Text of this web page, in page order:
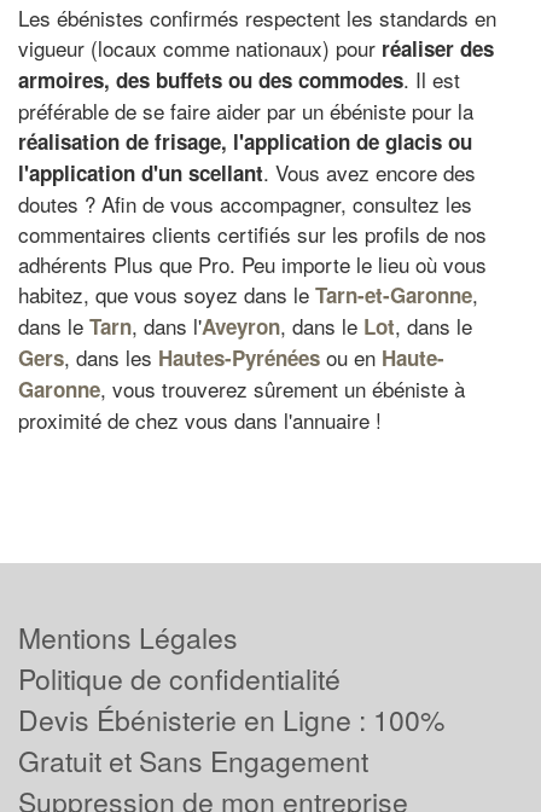
Les ébénistes confirmés respectent les standards en
vigueur (locaux comme nationaux) pour réaliser des
armoires, des buffets ou des commodes. Il est
préférable de se faire aider par un ébéniste pour la
réalisation de frisage, l'application de glacis ou
l'application d'un scellant. Vous avez encore des
doutes ? Afin de vous accompagner, consultez les
commentaires clients certifiés sur les profils de nos
adhérents Plus que Pro. Peu importe le lieu où vous
habitez, que vous soyez dans le Tarn-et-Garonne,
dans le Tarn, dans l'Aveyron, dans le Lot, dans le
Gers, dans les Hautes-Pyrénées ou en Haute-
Garonne, vous trouverez sûrement un ébéniste à
proximité de chez vous dans l'annuaire !
Mentions Légales
Politique de confidentialité
Devis Ébénisterie en Ligne : 100%
Gratuit et Sans Engagement
Suppression de mon entreprise